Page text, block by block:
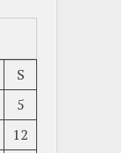
S
5
12